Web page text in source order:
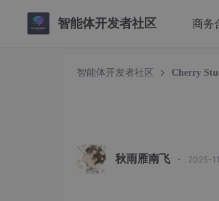
智能体开发者社区 商务
智能体开发者社区 Cherry
秋雨雁南飞 · 2025-